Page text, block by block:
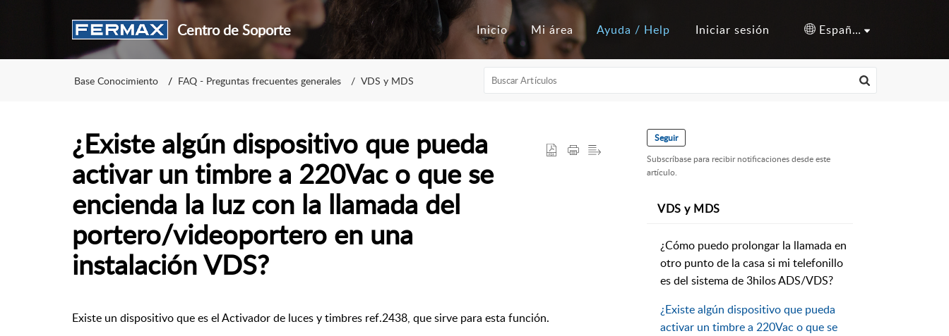
Centro de Soporte Inicio Mi área Ayuda / Help Iniciar sesión Español (España)
Base Conocimiento FAQ - Preguntas frecuentes generales VDS y MDS
¿Existe algún dispositivo que pueda
activar un timbre a 220Vac o que se
encienda la luz con la llamada del
portero/videoportero en una
instalación VDS?
Existe un dispositivo que es el Activador de luces y timbres ref.2438, que sirve para esta función.
Seguir
Subscríbase para recibir notificaciones desde este
artículo.
VDS y MDS
¿Cómo puedo prolongar la llamada en
otro punto de la casa si mi telefonillo
es del sistema de 3hilos ADS/VDS?
¿Existe algún dispositivo que pueda
activar un timbre a 220Vac o que se